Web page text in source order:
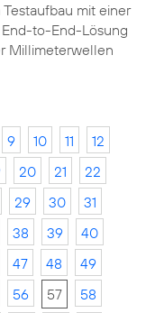
mit einer
to-End-Lösung
Millimeterwellen
9 10 11
12
20 21
22
29 30
31
38 39
40
47 48
49
56 57
58